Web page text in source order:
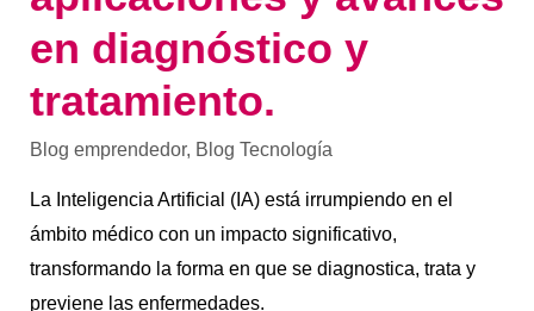
en diagnóstico y
tratamiento.
Blog emprendedor, Blog Tecnología
La Inteligencia Artificial (IA) está irrumpiendo en el
ámbito médico con un impacto significativo,
transformando la forma en que se diagnostica, trata y
previene las enfermedades.